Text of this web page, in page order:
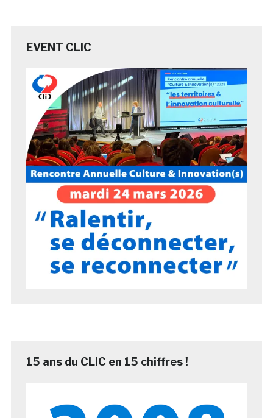
EVENT CLIC
15 ans du CLIC en 15 chiffres !